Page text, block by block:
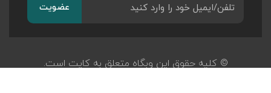
عضویت
© کلیه حقوق این وبگاه متعلق به کایت است.